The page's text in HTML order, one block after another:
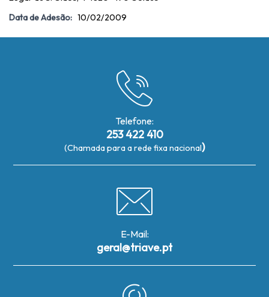
Data de Adesão: 10/02/2009
Telefone:
253 422 410
(Chamada para a rede fixa nacional)
E-Mail:
geral@triave.pt